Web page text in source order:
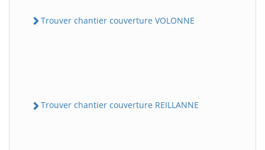
Trouver chantier couverture VOLONNE
Trouver chantier couverture REILLANNE